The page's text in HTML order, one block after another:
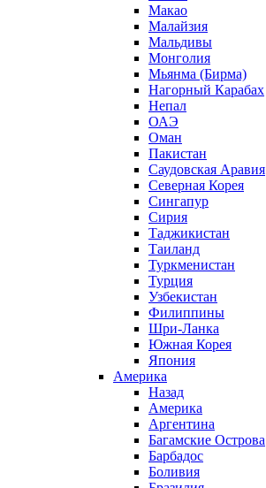
Макао
Малайзия
Мальдивы
Монголия
Мьянма (Бирма)
Нагорный Карабах
Непал
ОАЭ
Оман
Пакистан
Саудовская Аравия
Северная Корея
Сингапур
Сирия
Таджикистан
Таиланд
Туркменистан
Турция
Узбекистан
Филиппины
Шри-Ланка
Южная Корея
Япония
Америка
Назад
Америка
Аргентина
Багамские Острова
Барбадос
Боливия